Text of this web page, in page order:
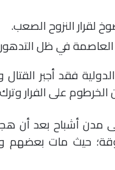
لقرار النزوح الصعب.
في ظل التدهور
مدن أشباح بعد أن
حيث مات